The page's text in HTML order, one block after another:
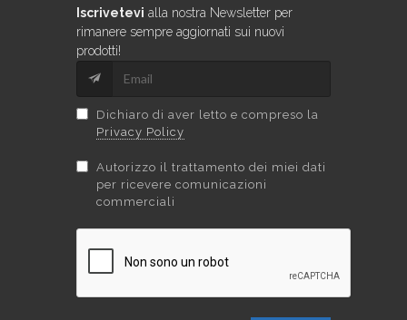
Iscrivetevi alla nostra Newsletter per
rimanere sempre aggiornati sui nuovi
prodotti!
Dichiaro di aver letto e compreso la
Privacy Policy
Autorizzo il trattamento dei miei dati
per ricevere comunicazioni
commerciali